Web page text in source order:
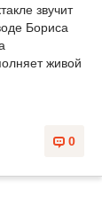
звучит
Бориса
живой
0